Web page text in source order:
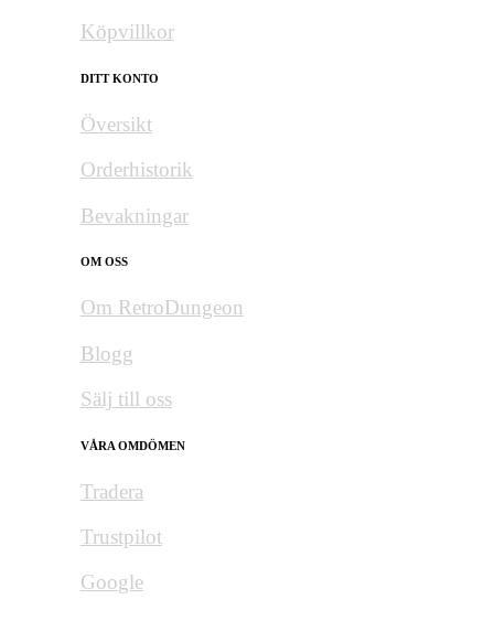
Köpvillkor
DITT KONTO
Översikt
Orderhistorik
Bevakningar
OM OSS
Om RetroDungeon
Blogg
Sälj till oss
VÅRA OMDÖMEN
Tradera
Trustpilot
Google